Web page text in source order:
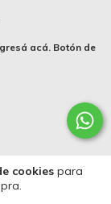
cookies para
acá. Botón de